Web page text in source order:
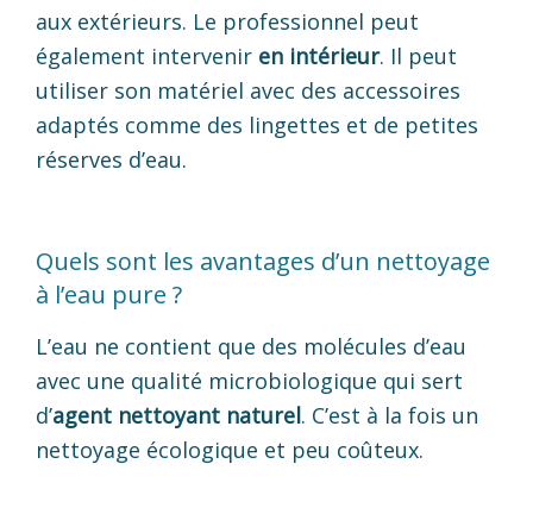
aux extérieurs. Le professionnel peut
également intervenir en intérieur. Il peut
utiliser son matériel avec des accessoires
adaptés comme des lingettes et de petites
réserves d’eau.
Quels sont les avantages d’un nettoyage
à l’eau pure ?
L’eau ne contient que des molécules d’eau
avec une qualité microbiologique qui sert
d’agent nettoyant naturel. C’est à la fois un
nettoyage écologique et peu coûteux.